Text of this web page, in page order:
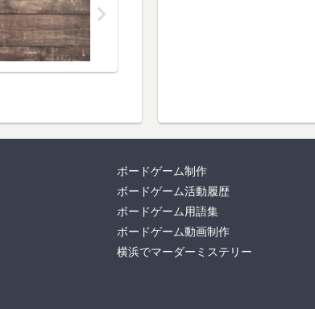
ボードゲーム制作
ボードゲーム活動履歴
ボードゲーム用語集
ボードゲーム動画制作
横浜でマーダーミステリー